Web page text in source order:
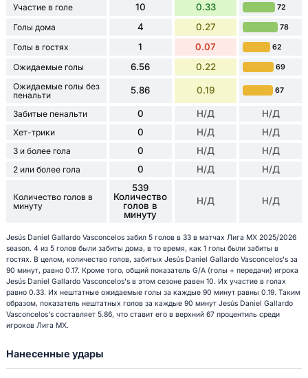
Участие в голе 10 0.33 72
Голы дома 4 0.27 78
Голы в гостях 1 0.07 62
Ожидаемые голы 6.56 0.22 69
Ожидаемые голы без
пенальти
5.86 0.19 67
Забитые пенальти 0 Н/Д Н/Д
Хет-трики 0 Н/Д Н/Д
3 и более гола 0 Н/Д Н/Д
2 или более гола 0 Н/Д Н/Д
Количество голов в
минуту
539
Количество
голов в
минуту
Н/Д Н/Д
Jesús Daniel Gallardo Vasconcelos забил 5 голов в 33 в матчах Лига МХ 2025/2026
season. 4 из 5 голов были забиты дома, в то время, как 1 голы были забиты в
гостях. В целом, количество голов, забитых Jesús Daniel Gallardo Vasconcelos's за
90 минут, равно 0.17. Кроме того, общий показатель G/A (голы + передачи) игрока
Jesús Daniel Gallardo Vasconcelos's в этом сезоне равен 10. Их участие в голах
равно 0.33. Их нештатные ожидаемые голы за каждые 90 минут равны 0.19. Таким
образом, показатель нештатных голов за каждые 90 минут Jesús Daniel Gallardo
Vasconcelos's составляет 5.86, что ставит его в верхний 67 процентиль среди
игроков Лига МХ.
Нанесенные удары